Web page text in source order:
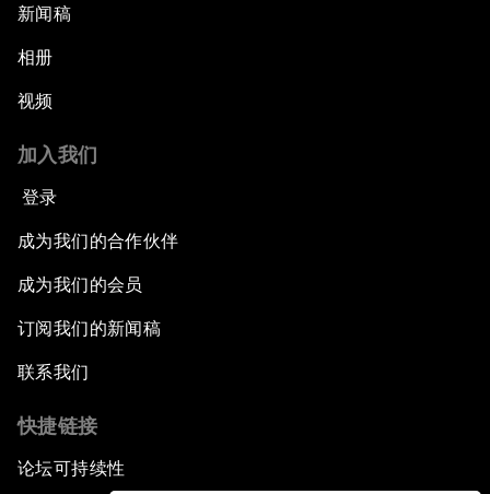
新闻稿
相册
视频
加入我们
登录
成为我们的合作伙伴
成为我们的会员
订阅我们的新闻稿
联系我们
快捷链接
论坛可持续性